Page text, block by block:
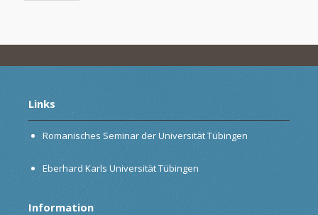
Links
Romanisches Seminar der Universität Tübingen
Eberhard Karls Universität Tübingen
Information